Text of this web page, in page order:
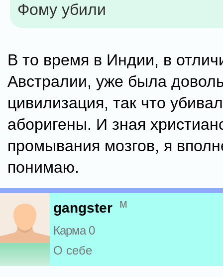
Фому убили
В то время в Индии, в
Австралии, уже была
цивилизация, так что
аборигены. И зная
промывания мозгов, я
понимаю.
gangster м
Карма 0
О себе